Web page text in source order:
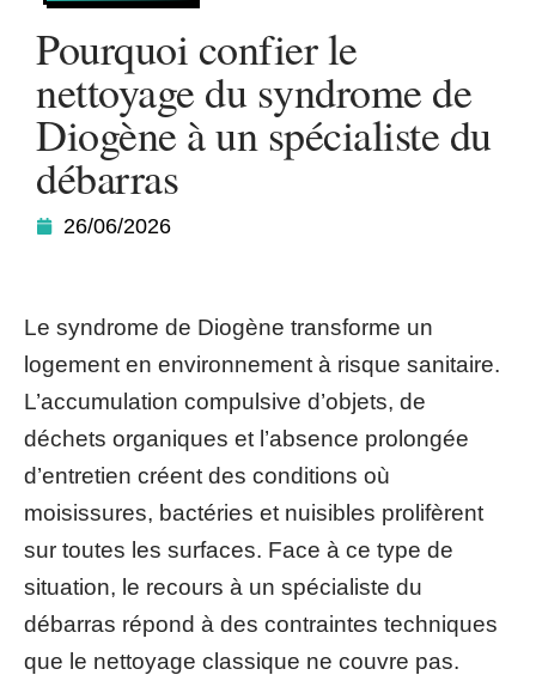
Pourquoi confier le
nettoyage du syndrome de
Diogène à un spécialiste du
débarras
26/06/2026
Le syndrome de Diogène transforme un
logement en environnement à risque sanitaire.
L’accumulation compulsive d’objets, de
déchets organiques et l’absence prolongée
d’entretien créent des conditions où
moisissures, bactéries et nuisibles prolifèrent
sur toutes les surfaces. Face à ce type de
situation, le recours à un spécialiste du
débarras répond à des contraintes techniques
que le nettoyage classique ne couvre pas.